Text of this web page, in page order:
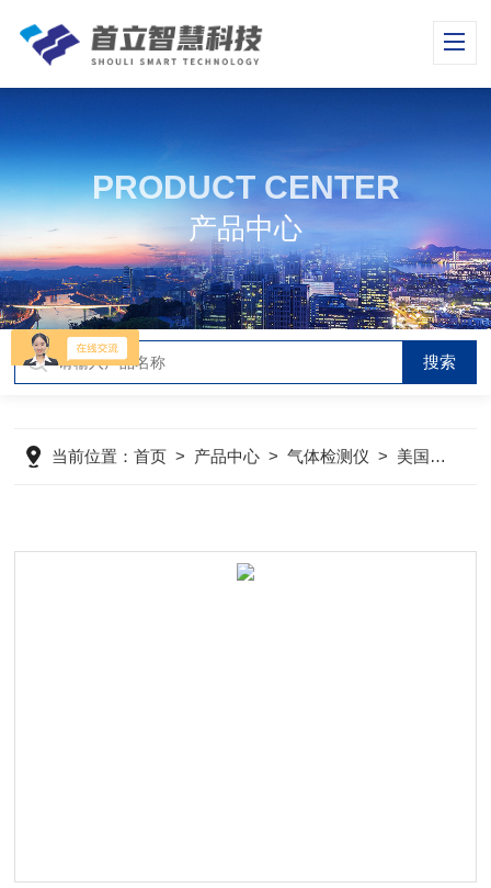
PRODUCT CENTER
产品中心
当前位置：首页 > 产品中心 >气体检测仪 > 美国MSA气体检测仪